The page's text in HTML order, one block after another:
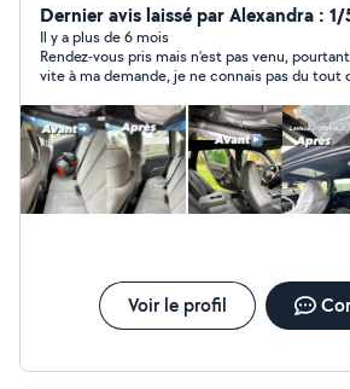
Dernier avis laissé par Alexandra : 1/
Il y a plus de 6 mois
Rendez-vous pris mais n’est pas venu,
vite à ma demande, je ne connais pas du tout
Voir le profil